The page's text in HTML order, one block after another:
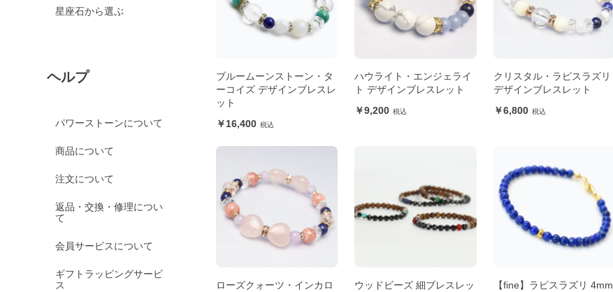
星座石から選ぶ
ヘルプ
パワーストーンについて
商品について
注文について
返品・交換・修理につい
て
会員サービスについて
ギフトラッピングサービ
ス
ブルームーンストーン・タ
ーコイズ デザインブレスレ
ット
16,400
ハウライト・エンジェライ
ト デザインブレスレット
9,200
クリスタル・ラピスラズリ
デザインブレスレット
6,800
ローズクォーツ・インカロ
ウッドビーズ 細ブレスレッ
【fine】ラピスラズリ 4mm